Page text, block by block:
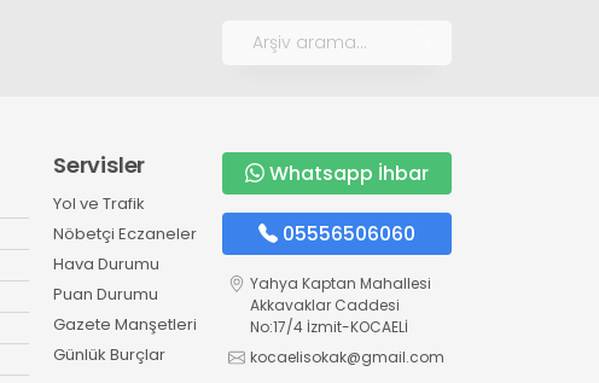
Servisler
Yol ve Trafik
Nöbetçi Eczaneler
Hava Durumu
Puan Durumu
Gazete Manşetleri
Günlük Burçlar
Whatsapp İhbar
05556506060
Yahya Kaptan Mahallesi
Akkavaklar Caddesi
No:17/4 İzmit-KOCAELİ
kocaelisokak@gmail.com